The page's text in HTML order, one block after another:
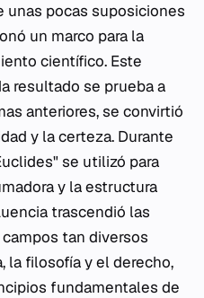
unas pocas suposiciones
un marco para la
científico. Este
resultado se prueba a
anteriores, se convirtió
y la certeza. Durante
se utilizó para
y la estructura
trascendió las
tan diversos
la filosofía y el derecho,
fundamentales de